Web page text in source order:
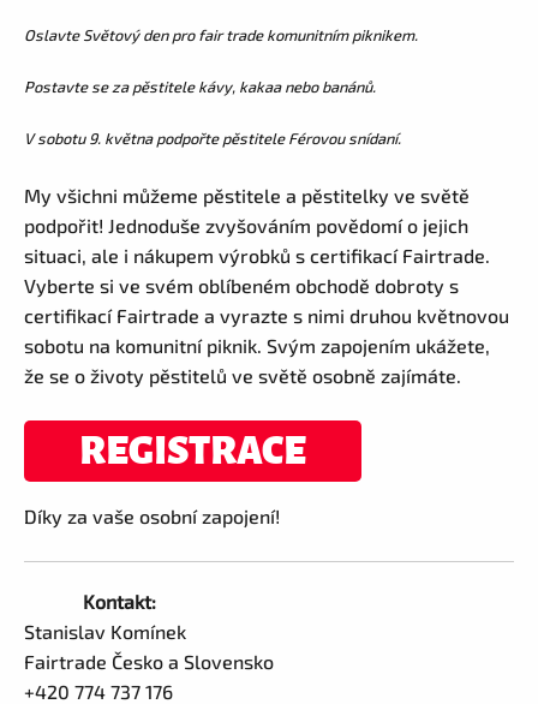
Oslavte Světový den pro fair trade komunitním piknikem.
Postavte se za pěstitele kávy, kakaa nebo banánů.
V sobotu 9. května podpořte pěstitele Férovou snídaní.
My všichni můžeme pěstitele a pěstitelky ve světě
podpořit! Jednoduše zvyšováním povědomí o jejich
situaci, ale i nákupem výrobků s certifikací Fairtrade.
Vyberte si ve svém oblíbeném obchodě dobroty s
certifikací Fairtrade a vyrazte s nimi druhou květnovou
sobotu na komunitní piknik. Svým zapojením ukážete,
že se o životy pěstitelů ve světě osobně zajímáte.
REGISTRACE
Díky za vaše osobní zapojení!
Kontakt:
Stanislav Komínek
Fairtrade Česko a Slovensko
+420 774 737 176